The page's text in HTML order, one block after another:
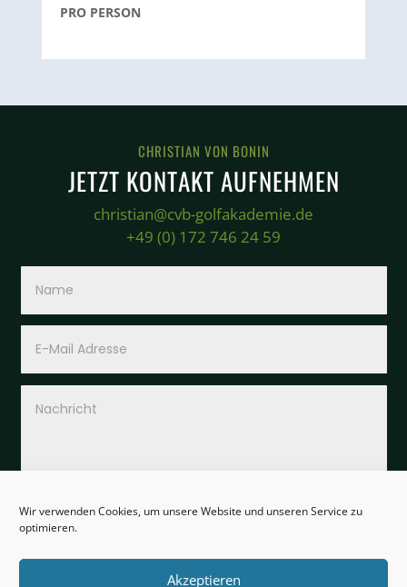
Wir verwenden Cookies, um unsere Website und unseren Service zu
optimieren.
Akzeptieren
PRO PERSON
CHRISTIAN VON BONIN
JETZT KONTAKT AUFNEHMEN
christian@cvb-golfakademie.de
+49 (0) 172 746 24 59
SENDEN